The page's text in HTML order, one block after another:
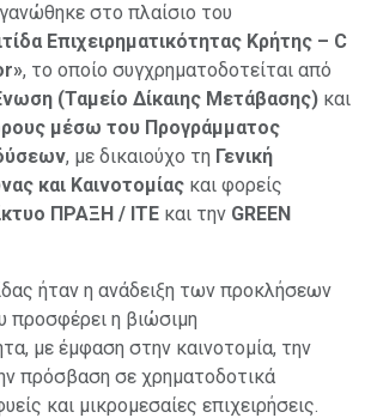
στο πλαίσιο του
Επιχειρηματικότητας Κρήτης – C
, το οποίο συγχρηματοδοτείται από
(Ταμείο Δίκαιης Μετάβασης) και
μέσω του Προγράμματος
, με δικαιούχο τη Γενική
και Καινοτομίας και φορείς
ΠΡΑΞΗ / ΙΤΕ και την GREEN
ήταν η ανάδειξη των προκλήσεων
προσφέρει η βιώσιμη
με έμφαση στην καινοτομία, την
πρόσβαση σε χρηματοδοτικά
και μικρομεσαίες επιχειρήσεις.